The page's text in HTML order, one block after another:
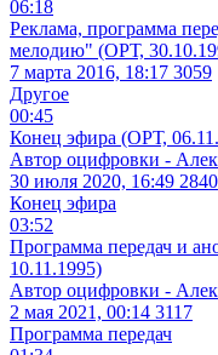
06:18
Реклама, программа
мелодию" (ОРТ,
7 марта 2016, 18:17 3059
Другое
00:45
Конец эфира (ОРТ,
Автор оцифровки -
30 июля 2020, 16:49 2840
Конец эфира
03:52
Программа передач и
10.11.1995)
Автор оцифровки -
2 мая 2021, 00:14 3117
Программа передач